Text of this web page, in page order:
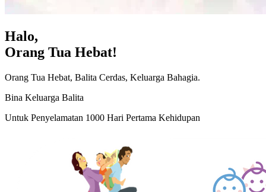
Halo,
Orang Tua Hebat!
Orang Tua Hebat, Balita Cerdas, Keluarga Bahagia.
Bina Keluarga Balita
Untuk Penyelamatan 1000 Hari Pertama Kehidupan